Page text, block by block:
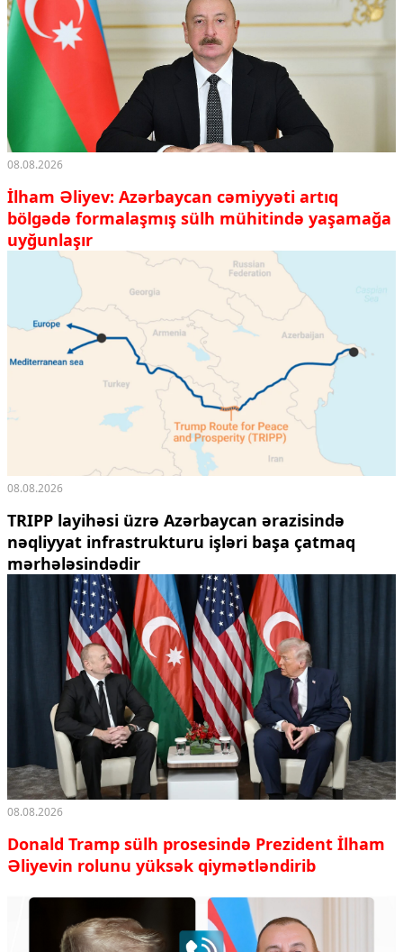
08.08.2026
İlham Əliyev: Azərbaycan cəmiyyəti artıq
bölgədə formalaşmış sülh mühitində yaşamağa
uyğunlaşır
08.08.2026
TRIPP layihəsi üzrə Azərbaycan ərazisində
nəqliyyat infrastrukturu işləri başa çatmaq
mərhələsindədir
08.08.2026
Donald Tramp sülh prosesində Prezident İlham
Əliyevin rolunu yüksək qiymətləndirib